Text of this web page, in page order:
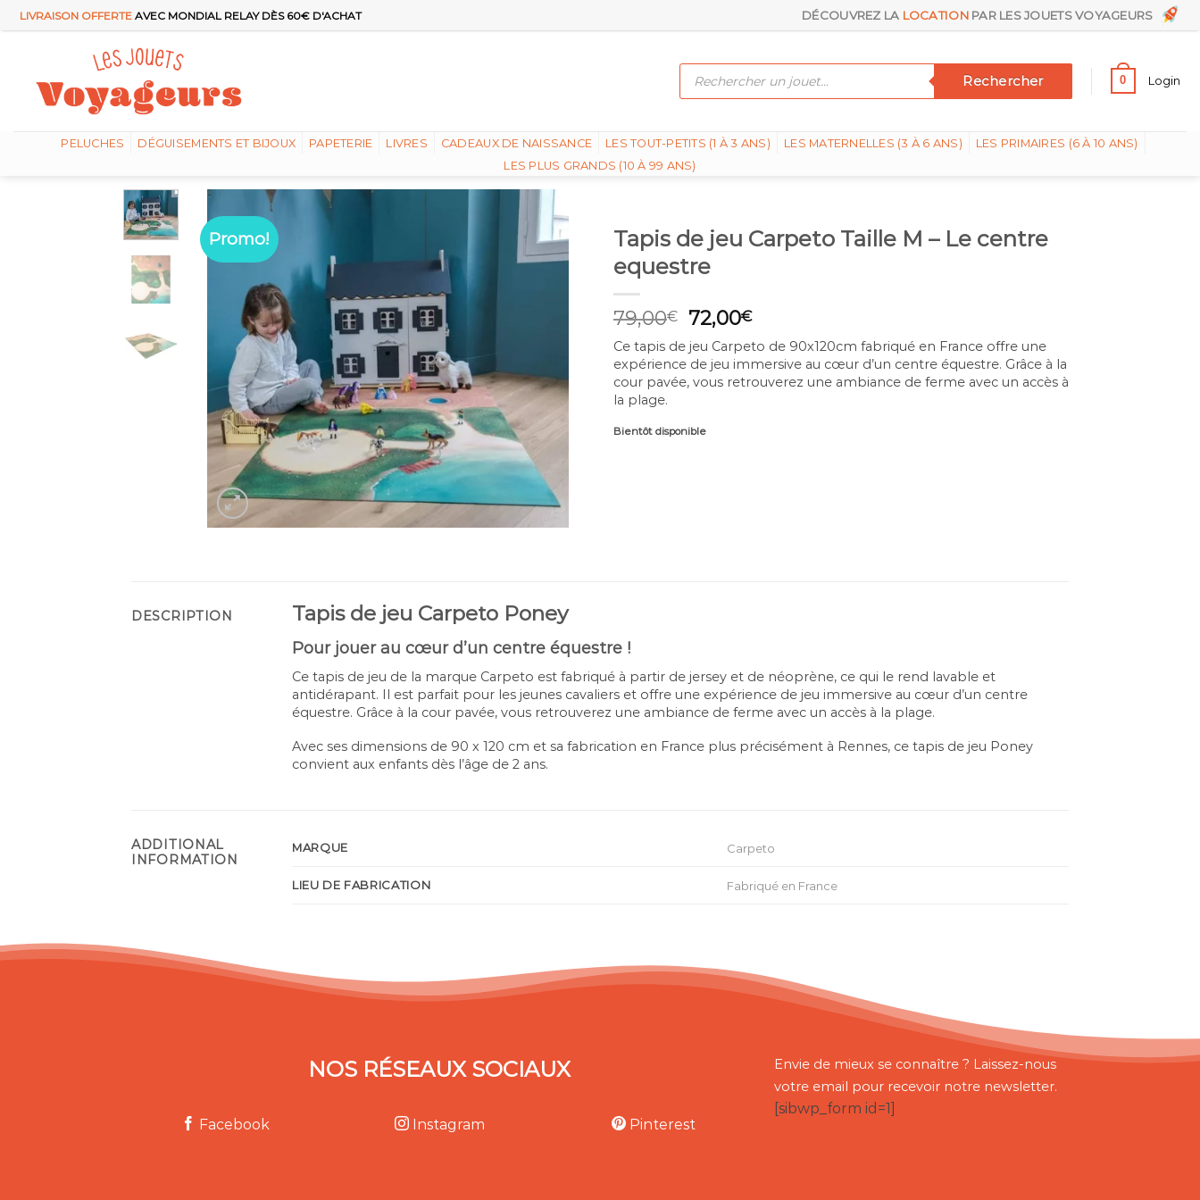
Passer
au
LIVRAISON OFFERTE AVEC MONDIAL RELAY DÈS 60€ D'ACHAT DÉCOUVREZ LA LOCATION PAR LES JOUETS VOYAGEURS
Recherche
Rechercher 0 Login
PELUCHES DÉGUISEMENTS ET BIJOUX PAPETERIE LIVRES CADEAUX DE NAISSANCE LES TOUT-PETITS (1 À 3 ANS) LES MATERNELLES (3 À 6 ANS)
LES PRIMAIRES (6 À 10 ANS)
LES PLUS GRANDS (10 À 99 ANS)
Promo!
Tapis de jeu Carpeto Taille M – Le centre
equestre
79,00€
Original
price
was:
79,00€.
72,00€Current
price
is:
72,00€.
Ce tapis de jeu Carpeto de 90x120cm fabriqué en France offre une
expérience de jeu immersive au cœur d’un centre équestre. Grâce à la
cour pavée, vous retrouverez une ambiance de ferme avec un accès à
la plage.
Bientôt disponible
DESCRIPTION Tapis de jeu Carpeto Poney
Pour jouer au cœur d’un centre équestre !
Ce tapis de jeu de la marque Carpeto est fabriqué à partir de jersey et de néoprène, ce qui le rend lavable et
antidérapant. Il est parfait pour les jeunes cavaliers et offre une expérience de jeu immersive au cœur d’un centre
équestre. Grâce à la cour pavée, vous retrouverez une ambiance de ferme avec un accès à la plage.
Avec ses dimensions de 90 x 120 cm et sa fabrication en France plus précisément à Rennes, ce tapis de jeu Poney
convient aux enfants dès l’âge de 2 ans.
ADDITIONAL
INFORMATION
MARQUE Carpeto
LIEU DE FABRICATION Fabriqué en France
NOS RÉSEAUX SOCIAUX
Facebook Instagram Pinterest
Envie de mieux se connaître ? Laissez-nous
votre email pour recevoir notre newsletter.
[sibwp_form id=1]